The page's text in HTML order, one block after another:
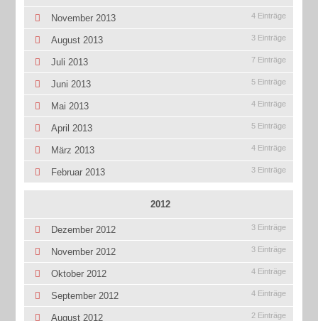
November 2013 4 Einträge
August 2013 3 Einträge
Juli 2013 7 Einträge
Juni 2013 5 Einträge
Mai 2013 4 Einträge
April 2013 5 Einträge
März 2013 4 Einträge
Februar 2013 3 Einträge
2012
Dezember 2012 3 Einträge
November 2012 3 Einträge
Oktober 2012 4 Einträge
September 2012 4 Einträge
August 2012 2 Einträge